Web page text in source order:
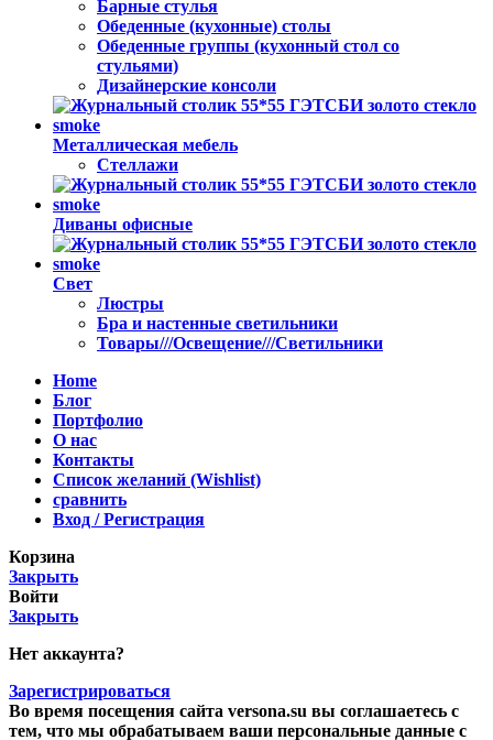
Барные стулья
Обеденные (кухонные) столы
Обеденные группы (кухонный стол со
стульями)
Дизайнерские консоли
Металлическая мебель
Стеллажи
Диваны офисные
Свет
Люстры
Бра и настенные светильники
Товары///Освещение///Светильники
Home
Блог
Портфолио
О нас
Контакты
Список желаний (Wishlist)
сравнить
Вход / Регистрация
Корзина
Закрыть
Войти
Закрыть
Нет аккаунта?
Зарегистрироваться
Во время посещения сайта versona.su вы соглашаетесь с
тем, что мы обрабатываем ваши персональные данные с